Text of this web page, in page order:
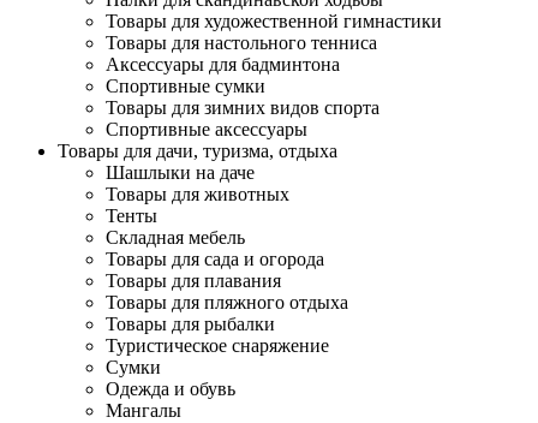
Товары для художественной гимнастики
Товары для настольного тенниса
Аксессуары для бадминтона
Спортивные сумки
Товары для зимних видов спорта
Спортивные аксессуары
Товары для дачи, туризма, отдыха
Шашлыки на даче
Товары для животных
Тенты
Складная мебель
Товары для сада и огорода
Товары для плавания
Товары для пляжного отдыха
Товары для рыбалки
Туристическое снаряжение
Сумки
Одежда и обувь
Мангалы